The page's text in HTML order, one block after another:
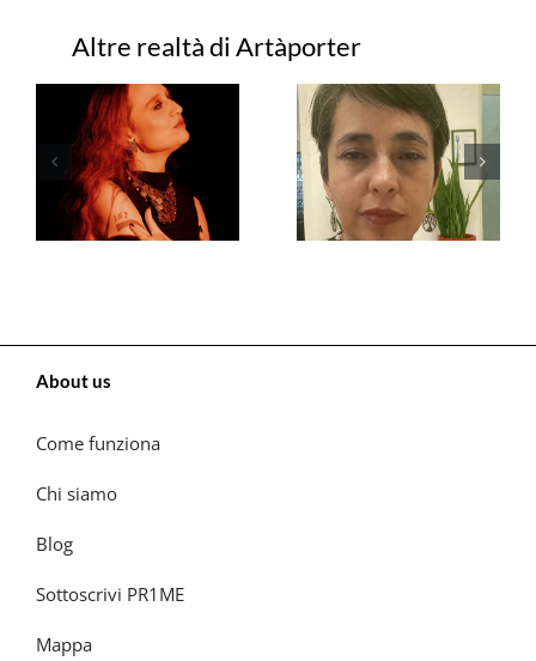
Progetti correlati
About us
Come funziona
Chi siamo
Blog
Sottoscrivi PR1ME
Mappa